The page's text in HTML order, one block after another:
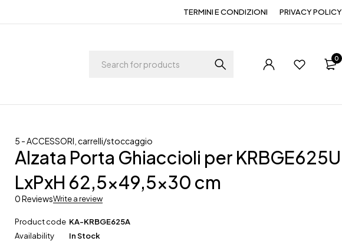
TERMINI E CONDIZIONI PRIVACY POLICY
0
5 - ACCESSORI ,carrelli/stoccaggio
Alzata Porta Ghiaccioli per KRBGE625U
LxPxH 62,5×49,5×30 cm
0 ReviewsWrite a review
Product code KA-KRBGE625A
Availability
In Stock